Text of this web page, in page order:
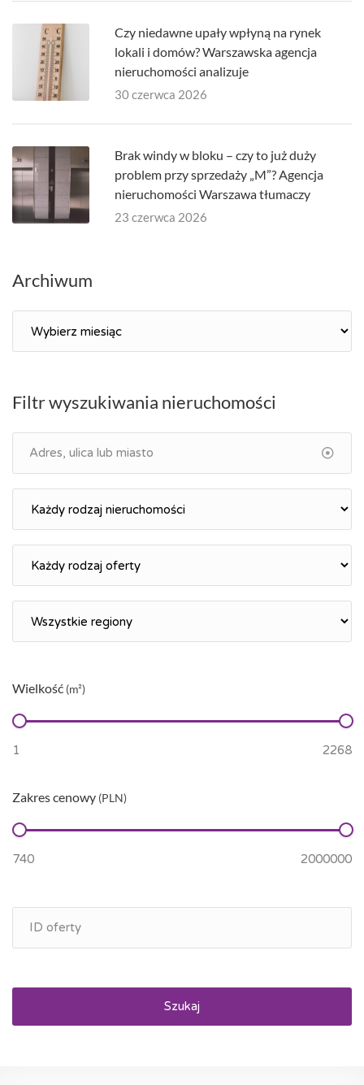
Czy niedawne upały wpłyną na rynek
lokali i domów? Warszawska agencja
nieruchomości analizuje
30 czerwca 2026
Brak windy w bloku – czy to już duży
problem przy sprzedaży „M”? Agencja
nieruchomości Warszawa tłumaczy
23 czerwca 2026
Archiwum
Filtr wyszukiwania nieruchomości
Wielkość (m²)
Zakres cenowy (PLN)
Szukaj